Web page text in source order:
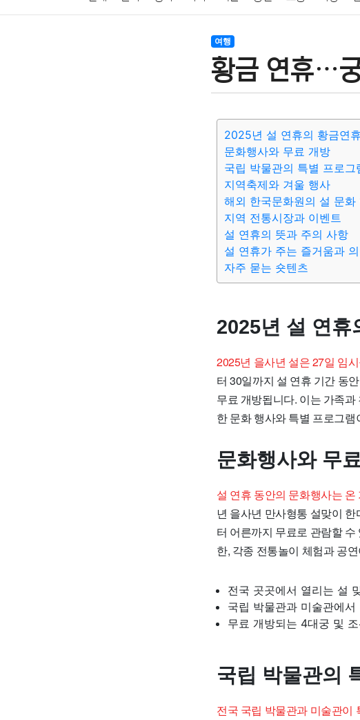
결혼 육아
기술 종교 사회 정치
여행
황금 연휴…
2025년 설 연휴의 황금연
문화행사와 무료 개방
국립 박물관의 특별 프로그
지역축제와 겨울 행사
해외 한국문화원의 설 문화
지역 전통시장과 이벤트
설 연휴의 뜻과 주의 사항
설 연휴가 주는 즐거움과
자주 묻는 숏텐츠
2025년 설 연휴
2025년 을사년 설은 27일 임
터 30일까지 설 연휴 기간 동
무료 개방됩니다. 이는 가족
한 문화 행사와 특별 프로그
문화행사와 무
설 연휴 동안의 문화행사는
년 을사년 만사형통 설맞이
터 어른까지 무료로 관람할
한, 각종 전통놀이 체험과 공
전국 곳곳에서 열리는 설
국립 박물관과 미술관에
무료 개방되는 4대궁 및
국립 박물관의
전국 국립 박물관과 미술관이